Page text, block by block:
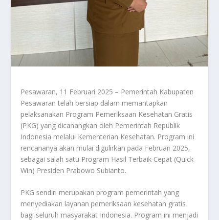
Pesawaran, 11 Februari 2025 – Pemerintah Kabupaten
Pesawaran telah bersiap dalam memantapkan
pelaksanakan Program Pemeriksaan Kesehatan Gratis
(PKG) yang dicanangkan oleh Pemerintah Republik
Indonesia melalui Kementerian Kesehatan. Program ini
rencananya akan mulai digulirkan pada Februari 2025,
sebagai salah satu Program Hasil Terbaik Cepat (Quick
Win) Presiden Prabowo Subianto.
PKG sendiri merupakan program pemerintah yang
menyediakan layanan pemeriksaan kesehatan gratis
bagi seluruh masyarakat Indonesia. Program ini menjadi